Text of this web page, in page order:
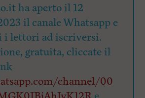
ha aperto il 12
il canale Whatsapp e
lettori ad iscriversi.
gratuita, cliccate il
channel/00